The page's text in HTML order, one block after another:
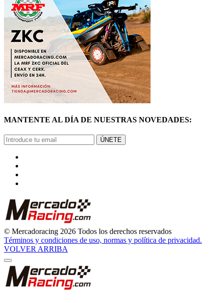
© Mercadoracing 2026 Todos los derechos reservados
Términos y condiciones de uso, normas y política de privacidad.
VOLVER ARRIBA